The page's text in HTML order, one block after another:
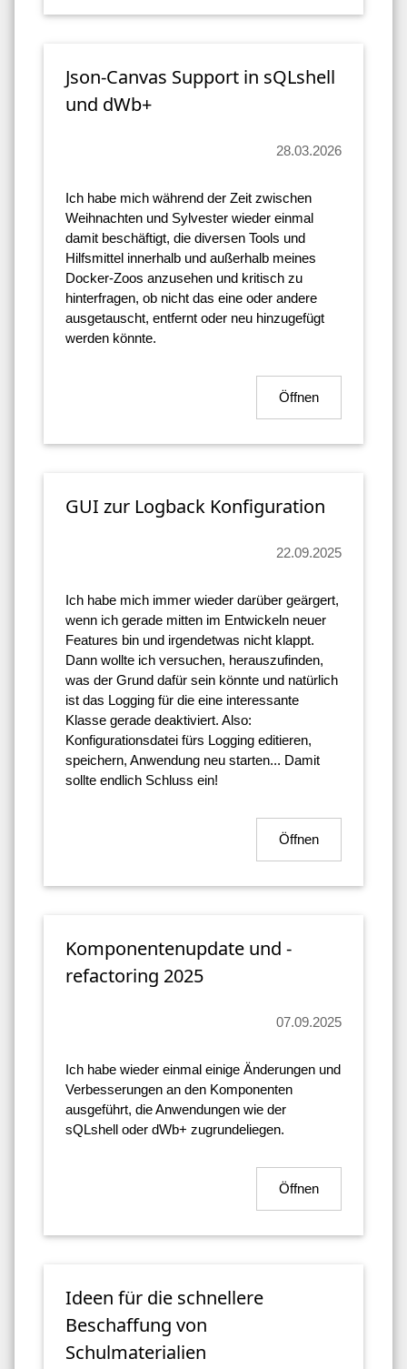
Json-Canvas Support in sQLshell
und dWb+
28.03.2026
Ich habe mich während der Zeit zwischen
Weihnachten und Sylvester wieder einmal
damit beschäftigt, die diversen Tools und
Hilfsmittel innerhalb und außerhalb meines
Docker-Zoos anzusehen und kritisch zu
hinterfragen, ob nicht das eine oder andere
ausgetauscht, entfernt oder neu hinzugefügt
werden könnte.
Öffnen
GUI zur Logback Konfiguration
22.09.2025
Ich habe mich immer wieder darüber geärgert,
wenn ich gerade mitten im Entwickeln neuer
Features bin und irgendetwas nicht klappt.
Dann wollte ich versuchen, herauszufinden,
was der Grund dafür sein könnte und natürlich
ist das Logging für die eine interessante
Klasse gerade deaktiviert. Also:
Konfigurationsdatei fürs Logging editieren,
speichern, Anwendung neu starten... Damit
sollte endlich Schluss ein!
Öffnen
Komponentenupdate und -
refactoring 2025
07.09.2025
Ich habe wieder einmal einige Änderungen und
Verbesserungen an den Komponenten
ausgeführt, die Anwendungen wie der
sQLshell oder dWb+ zugrundeliegen.
Öffnen
Ideen für die schnellere
Beschaffung von
Schulmaterialien